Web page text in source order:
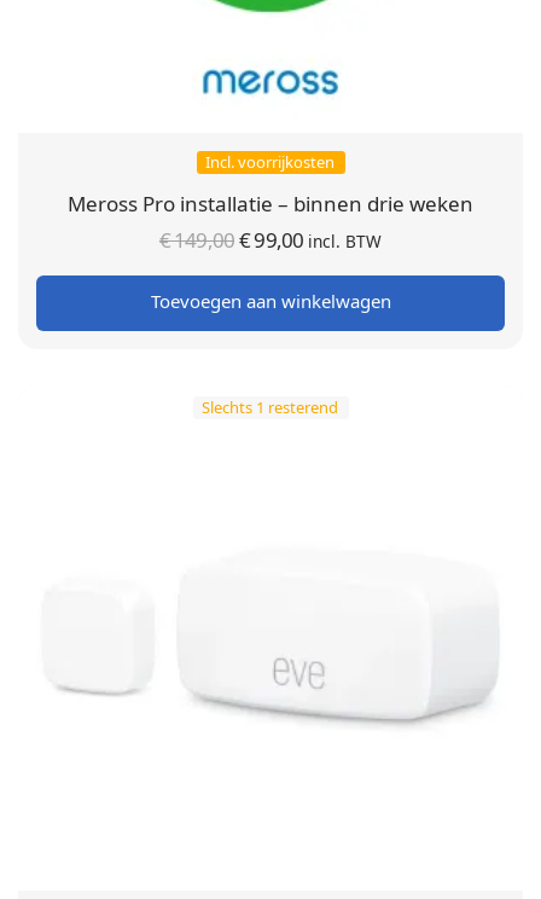
Incl. voorrijkosten
Meross Pro installatie – binnen drie weken
€149,00Oorspronkelijke
prijs was:
€ 149,00.
€99,00 Huidige
prijs is:
€ 99,00.
incl. BTW
Toevoegen aan winkelwagen
Slechts 1 resterend